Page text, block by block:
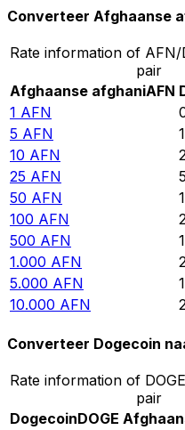
Converteer Afghaanse
Rate information of
pair
Afghaanse afghaniAFN
1 AFN
5 AFN
10 AFN
25 AFN
50 AFN
100 AFN
500 AFN
1.000 AFN
5.000 AFN
10.000 AFN
Converteer Dogecoin
Rate information of
pair
DogecoinDOGE